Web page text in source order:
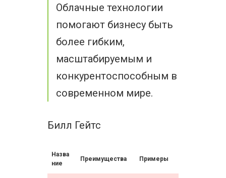
Облачные технологии
помогают бизнесу быть
более гибким,
масштабируемым и
конкурентоспособным в
современном мире.
Билл Гейтс
Назва
ние
Преимущества Примеры